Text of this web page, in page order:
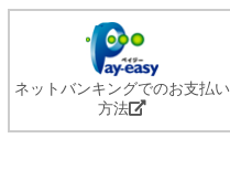
ネットバンキングでのお支払い
方法